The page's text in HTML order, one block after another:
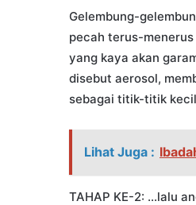
Gelembung-
pecah terus-
yang kaya akan
disebut aerosol,
sebagai titik-titik
Lihat Juga :
TAHAP KE-2: …lalu